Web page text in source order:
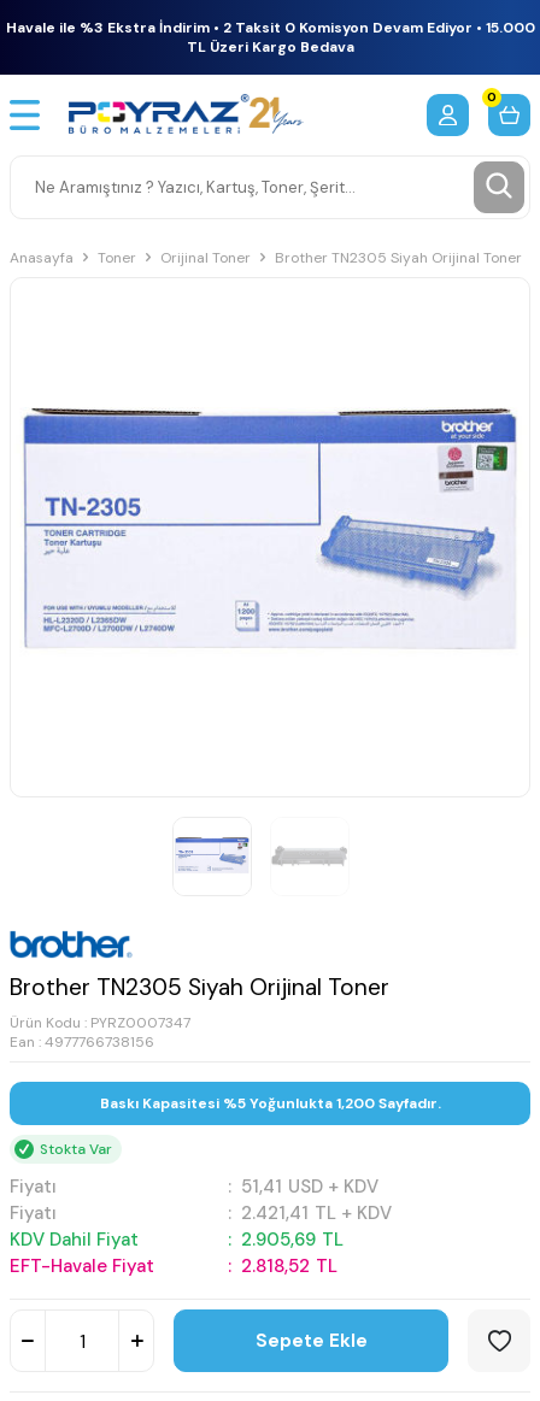
Havale ile %3 Ekstra İndirim • 2 Taksit 0 Komisyon Devam Ediyor • 15.000
TL Üzeri Kargo Bedava
0
Anasayfa Toner Orijinal Toner Brother TN2305 Siyah Orijinal Toner
Brother TN2305 Siyah Orijinal Toner
Ürün Kodu : PYRZ0007347
Ean : 4977766738156
Baskı Kapasitesi %5 Yoğunlukta 1,200 Sayfadır.
Stokta Var
Fiyatı : 51,41 USD + KDV
Fiyatı
: 2.421,41 TL + KDV
KDV Dahil Fiyat
: 2.905,69 TL
EFT-Havale Fiyat
: 2.818,52 TL
Sepete Ekle